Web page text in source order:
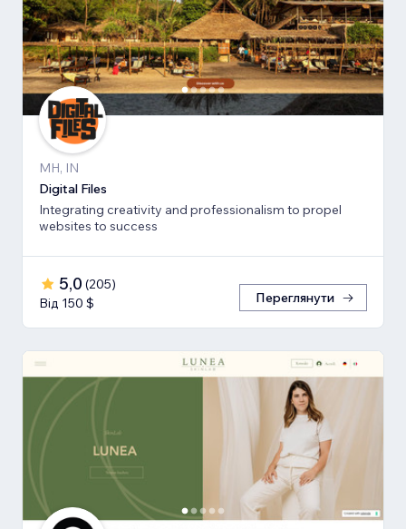
MH, IN
Digital Files
Integrating creativity and professionalism to propel
websites to success
5,0 (205)
Від 150 $
Переглянути